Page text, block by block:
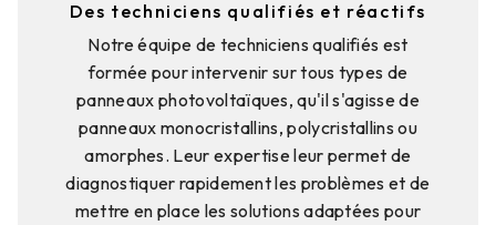
Des techniciens qualifiés et réactifs
Notre équipe de techniciens qualifiés est
formée pour intervenir sur tous types de
panneaux photovoltaïques, qu'il s'agisse de
panneaux monocristallins, polycristallins ou
amorphes. Leur expertise leur permet de
diagnostiquer rapidement les problèmes et de
mettre en place les solutions adaptées pour